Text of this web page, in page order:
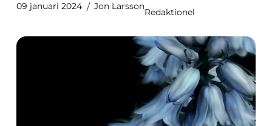
09 januari 2024 Jon Larsson
Redaktionel